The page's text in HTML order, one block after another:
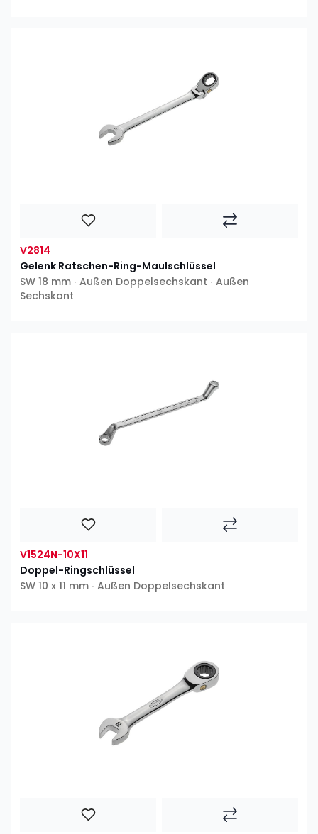
V2814
Gelenk Ratschen-Ring-Maulschlüssel
SW 18 mm ∙ Außen Doppelsechskant ∙ Außen
Sechskant
V1524N-10X11
Doppel-Ringschlüssel
SW 10 x 11 mm ∙ Außen Doppelsechskant